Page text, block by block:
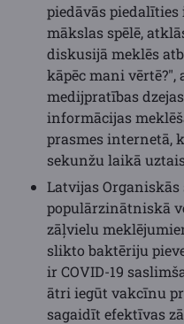
piedāvās
mākslas spēlē,
diskusijā meklēs
kāpēc mani
medijpratības
informācijas
prasmes internetā,
sekunžu laikā
Latvijas
populārzinātniskā
zāļvielu
slikto baktēriju
ir COVID-19
ātri iegūt vakcīnu
sagaidīt efektīvas